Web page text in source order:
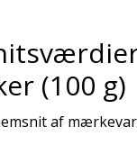
(100 g)
af